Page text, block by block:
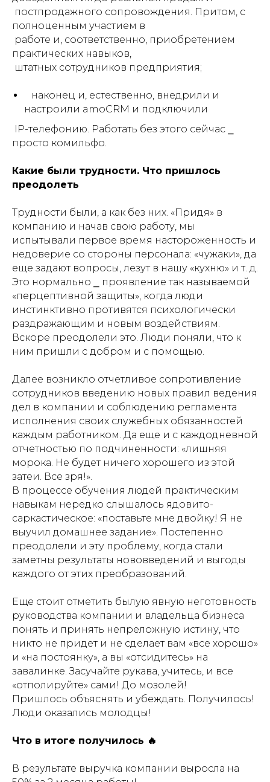
постпродажного сопровождения. Притом, с
полноценным участием в
работе и, соответственно, приобретением
практических навыков,
штатных сотрудников предприятия;
наконец и, естественно, внедрили и
настроили amoCRM и подключили
IP-телефонию. Работать без этого сейчас ⎯
просто комильфо
Какие были трудности. Что пришлось
преодолеть
Трудности были, а как без них. «Придя» в
компанию и начав свою работу, мы
испытывали первое время настороженность и
недоверие со стороны персонала: «чужаки», да
еще задают вопросы, лезут в нашу «кухню» и т. д.
Это нормально ⎯ проявление так называемой
«перцептивной защиты», когда люди
инстинктивно противятся психологически
раздражающим и новым воздействиям.
Вскоре преодолели это. Люди поняли, что к
ним пришли с добром и с помощью.
Далее возникло отчетливое сопротивление
сотрудников введению новых правил ведения
дел в компании и соблюдению регламента
исполнения своих служебных обязанностей
каждым работником. Да еще и с каждодневной
отчетностью по подчиненности: «лишняя
морока. Не будет ничего хорошего из этой
затеи. Все зря!».
В процессе обучения людей практическим
навыкам нередко слышалось ядовито-
саркастическое: «поставьте мне двойку! Я не
выучил домашнее задание» . Постепенно
преодолели и эту проблему, когда стали
заметны результаты нововведений и выгоды
каждого от этих преобразований.
Еще стоит отметить былую явную неготовность
руководства компании и владельца бизнеса
понять и принять непреложную истину, что
никто не придет и не сделает вам «все хорошо»
и «на постоянку», а вы «отсидитесь» на
завалинке. Засучайте рукава, учитесь, и все
«отполируйте» сами! До мозолей!
Пришлось объяснять и убеждать. Получилось!
Люди оказались молодцы!
Что в итоге получилось 🔥
В результате выручка компании выросла на